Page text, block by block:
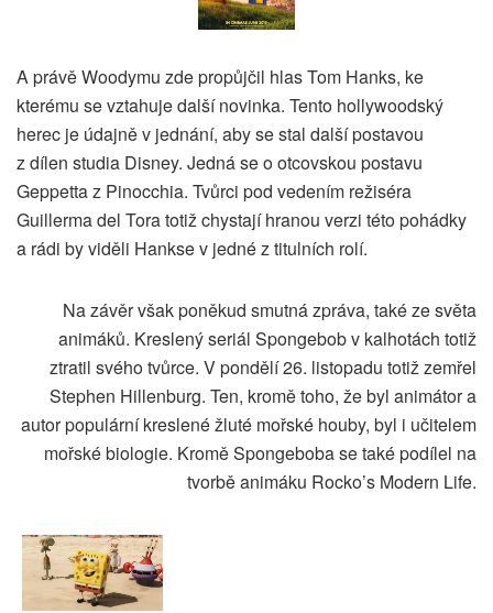
A právě Woodymu zde propůjčil hlas Tom Hanks, ke
kterému se vztahuje další novinka. Tento hollywoodský
herec je údajně v jednání, aby se stal další postavou
z dílen studia Disney. Jedná se o otcovskou postavu
Geppetta z Pinocchia. Tvůrci pod vedením režiséra
Guillerma del Tora totiž chystají hranou verzi této pohádky
a rádi by viděli Hankse v jedné z titulních rolí.
Na závěr však poněkud smutná zpráva, také ze světa
animáků. Kreslený seriál Spongebob v kalhotách totiž
ztratil svého tvůrce. V pondělí 26. listopadu totiž zemřel
Stephen Hillenburg. Ten, kromě toho, že byl animátor a
autor populární kreslené žluté mořské houby, byl i učitelem
mořské biologie. Kromě Spongeboba se také podílel na
tvorbě animáku Rocko’s Modern Life.